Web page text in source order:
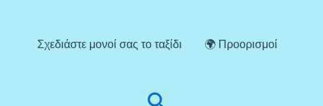
Σχεδιάστε μονοί σας το ταξίδι 🌍 Προορισμοί